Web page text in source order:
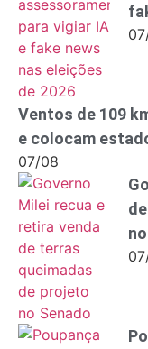
Ventos de 109
e colocam
07/08